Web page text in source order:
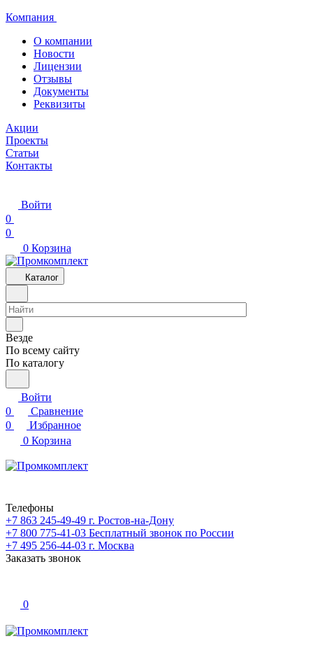
Компания
О компании
Новости
Лицензии
Отзывы
Документы
Реквизиты
Акции
Проекты
Статьи
Контакты
Войти
0
0
0 Корзина
Каталог
Везде
По всему сайту
По каталогу
Войти
0
Сравнение
0
Избранное
0 Корзина
Телефоны
+7 863 245-49-49 г. Ростов-на-Дону
+7 800 775-41-03 Бесплатный звонок по России
+7 495 256-44-03 г. Москва
Заказать звонок
0